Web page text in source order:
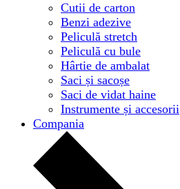
Cutii de carton
Benzi adezive
Peliculă stretch
Peliculă cu bule
Hârtie de ambalat
Saci și sacoșe
Saci de vidat haine
Instrumente și accesorii
Compania